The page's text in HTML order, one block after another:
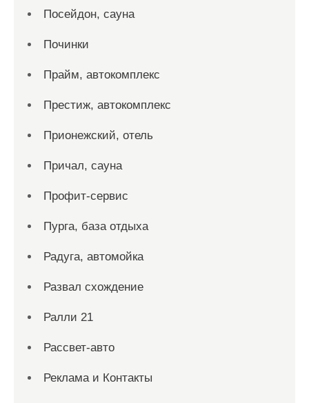
Посейдон, сауна
Починки
Прайм, автокомплекс
Престиж, автокомплекс
Прионежский, отель
Причал, сауна
Профит-сервис
Пурга, база отдыха
Радуга, автомойка
Развал схождение
Ралли 21
Рассвет-авто
Реклама и Контакты